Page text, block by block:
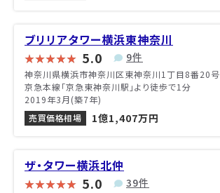
ブリリアタワー横浜東神奈川
5.0 9件
神奈川県横浜市神奈川区東神奈川1丁目8番20号
京急本線「京急東神奈川駅」より徒歩で1分
2019年3月(築7年)
売買価格相場
1億1,407万円
ザ・タワー横浜北仲
5.0 39件